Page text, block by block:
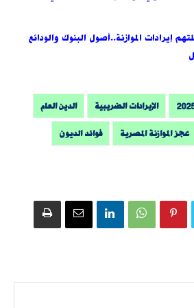
إيرادات الموازنة..أصول البنوك والودائع
الإيرادات الضريبية الدين العام
عجز الموازنة المصرية فوائد الديون